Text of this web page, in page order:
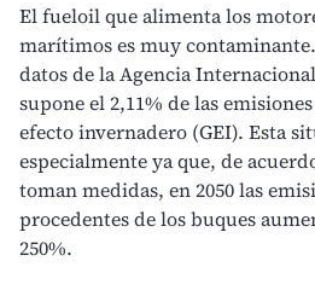
El fueloil que alimenta los
marítimos es muy
datos de la Agencia
supone el 2,11% de las
efecto invernadero (GEI). Esta
especialmente ya que, de
toman medidas, en 2050 las
procedentes de los buques
250%.